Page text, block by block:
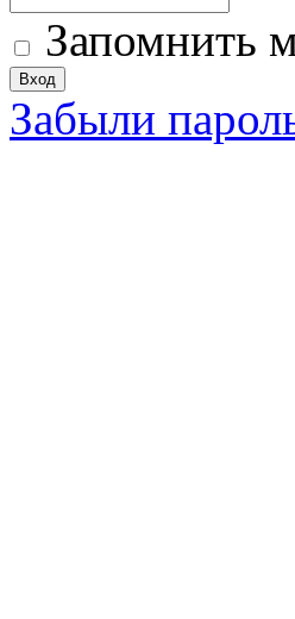
Запомнить
Забыли